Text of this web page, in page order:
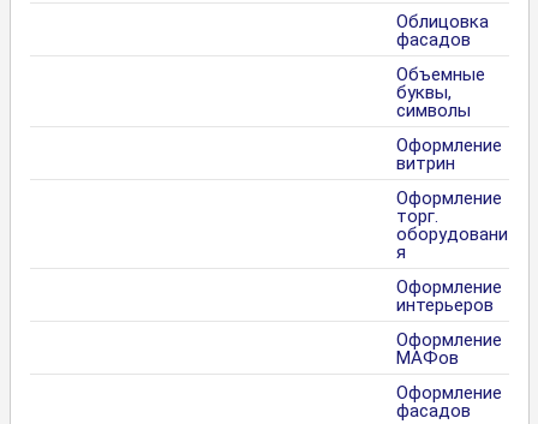
Облицовка
фасадов
Объемные
буквы,
символы
Оформление
витрин
Оформление
торг.
оборудовани
я
Оформление
интерьеров
Оформление
МАФов
Оформление
фасадов